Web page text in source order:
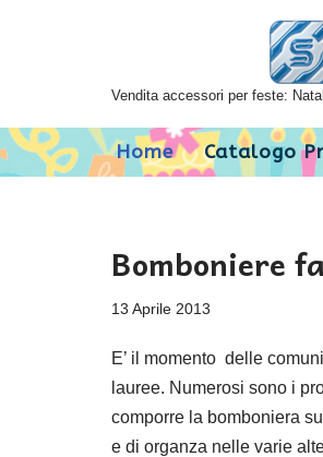
Vendita accessori per feste:
Home Catalogo
Bomboniere
13 Aprile 2013
E’ il momento delle
lauree. Numerosi sono i
comporre la bomboniera
e di organza nelle varie